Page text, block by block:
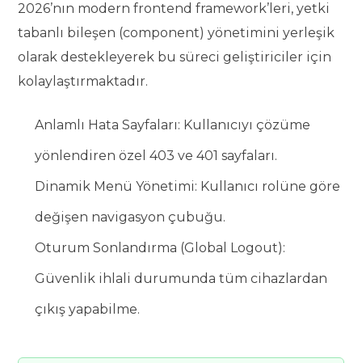
2026’nın modern frontend framework’leri, yetki
tabanlı bileşen (component) yönetimini yerleşik
olarak destekleyerek bu süreci geliştiriciler için
kolaylaştırmaktadır.
Anlamlı Hata Sayfaları: Kullanıcıyı çözüme
yönlendiren özel 403 ve 401 sayfaları.
Dinamik Menü Yönetimi: Kullanıcı rolüne göre
değişen navigasyon çubuğu.
Oturum Sonlandırma (Global Logout):
Güvenlik ihlali durumunda tüm cihazlardan
çıkış yapabilme.